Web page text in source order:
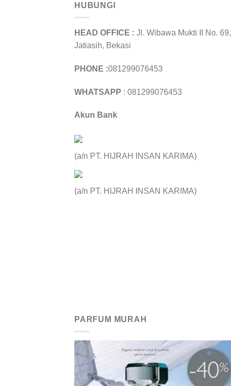
HUBUNGI
HEAD OFFICE : Jl. Wibawa Mukti II No. 69,
Jatiasih, Bekasi
PHONE :081299076453
WHATSAPP : 081299076453
Akun Bank
(a/n PT. HIJRAH INSAN KARIMA)
(a/n PT. HIJRAH INSAN KARIMA)
PARFUM MURAH